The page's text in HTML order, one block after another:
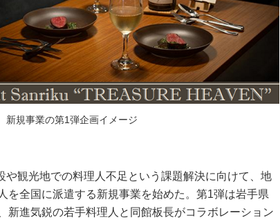
新規事業の第1弾企画イメージ
観光地での料理人不足という課題解決に向けて、地
を全国に派遣する新規事業を始めた。第1弾は岩手県
新進気鋭の若手料理人と同館板長がコラボレーション